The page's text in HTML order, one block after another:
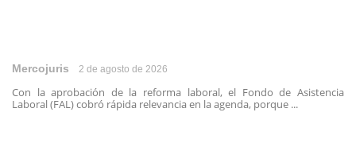
Mercojuris 2 de agosto de 2026
Con la aprobación de la reforma laboral, el Fondo de Asistencia
Laboral (FAL) cobró rápida relevancia en la agenda, porque ...